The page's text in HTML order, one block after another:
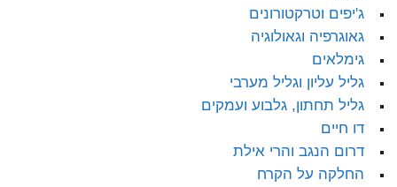
ג'יפים וטרקטורונים
גאוגרפיה וגאולוגיה
גימלאים
גליל עליון וגליל מערבי
גליל תחתון, גלבוע ועמקים
דו חיים
דרום הנגב והרי אילת
החלקה על הקרח